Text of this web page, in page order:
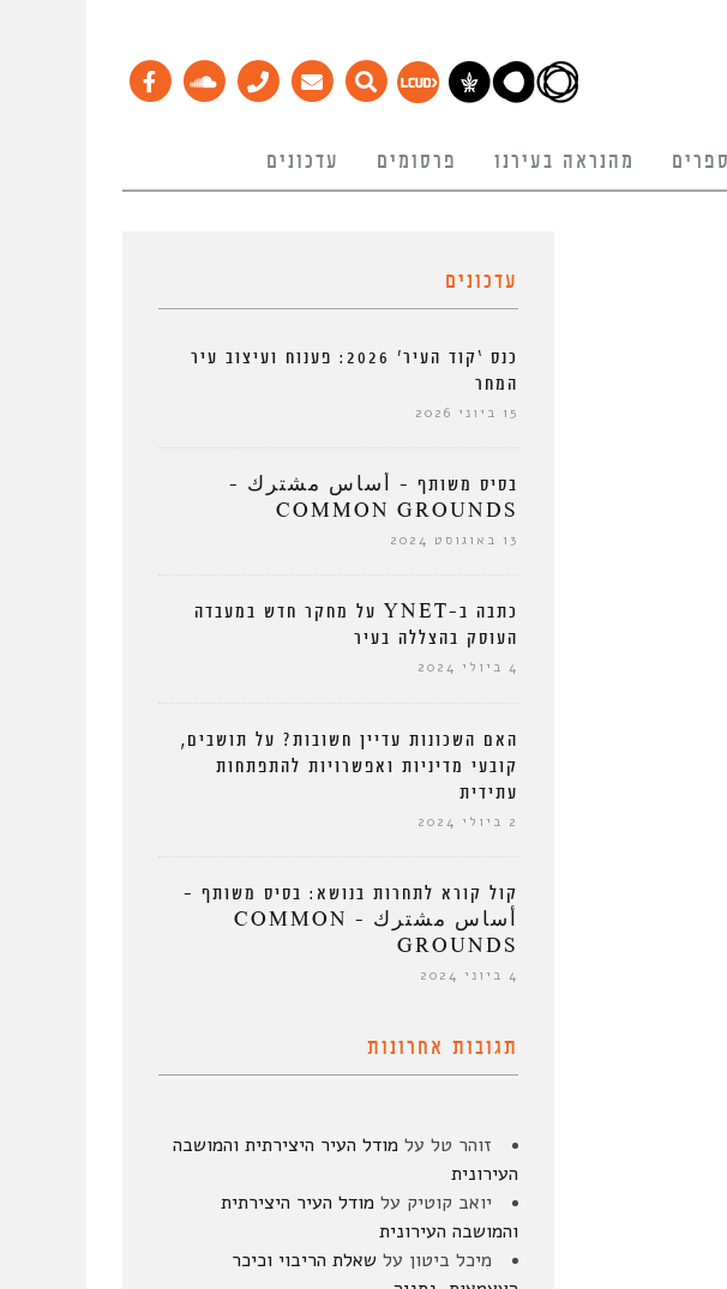
ספרים מהנראה בעירנו פרסומים עדכונים
עדכונים
כנס ‘קוד העיר’ 2026: פענוח ועיצוב עיר
המחר
15 ביוני 2026
בסיס משותף – أساس مشترك –
COMMON GROUNDS
13 באוגוסט 2024
כתבה ב-YNET על מחקר חדש במעבדה
העוסק בהצללה בעיר
4 ביולי 2024
האם השכונות עדיין חשובות? על תושבים,
קובעי מדיניות ואפשרויות להתפתחות
עתידית
2 ביולי 2024
קול קורא לתחרות בנושא: בסיס משותף –
أساس مشترك – COMMON
GROUNDS
4 ביוני 2024
תגובות אחרונות
זוהר טל על מודל העיר היצירתית והמושבה
העירונית
יואב קוטיק על מודל העיר היצירתית
והמושבה העירונית
מיכל ביטון על שאלת הריבוי וכיכר